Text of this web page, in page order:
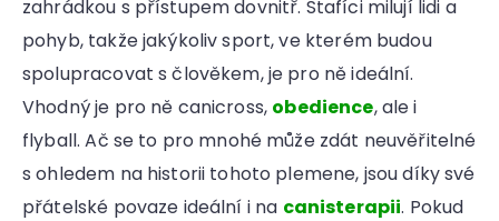
zahrádkou s přístupem dovnitř. Stafíci milují lidi a
pohyb, takže jakýkoliv sport, ve kterém budou
spolupracovat s člověkem, je pro ně ideální.
Vhodný je pro ně canicross, obedience, ale i
flyball. Ač se to pro mnohé může zdát neuvěřitelné
s ohledem na historii tohoto plemene, jsou díky své
přátelské povaze ideální i na canisterapii. Pokud